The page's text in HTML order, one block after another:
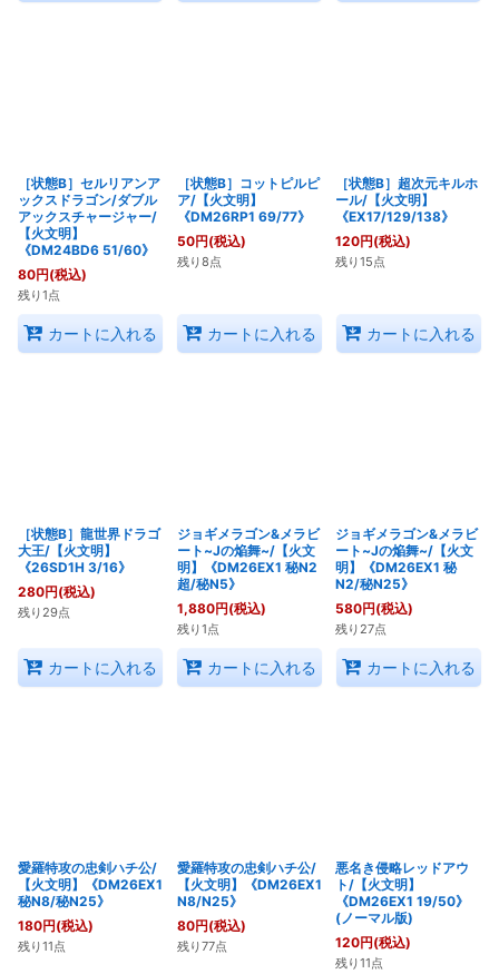
［状態B］セルリアンア
ックスドラゴン/ダブル
アックスチャージャー/
【火文明】
《DM24BD6 51/60》
80円(税込)
残り1点
カートに入れる
［状態B］コットピルピ
ア/【火文明】
《DM26RP1 69/77》
50円(税込)
残り8点
カートに入れる
［状態B］超次元キルホ
ール/【火文明】
《EX17/129/138》
120円(税込)
残り15点
カートに入れる
［状態B］龍世界ドラゴ
大王/【火文明】
《26SD1H 3/16》
280円(税込)
残り29点
カートに入れる
ジョギメラゴン&メラビ
ート~Jの焔舞~/【火文
明】《DM26EX1 秘N2
超/秘N5》
1,880円(税込)
残り1点
カートに入れる
ジョギメラゴン&メラビ
ート~Jの焔舞~/【火文
明】《DM26EX1 秘
N2/秘N25》
580円(税込)
残り27点
カートに入れる
愛羅特攻の忠剣ハチ公/
【火文明】《DM26EX1
秘N8/秘N25》
180円(税込)
残り11点
愛羅特攻の忠剣ハチ公/
【火文明】《DM26EX1
N8/N25》
80円(税込)
残り77点
悪名き侵略レッドアウ
ト/【火文明】
《DM26EX1 19/50》
(ノーマル版)
120円(税込)
残り11点